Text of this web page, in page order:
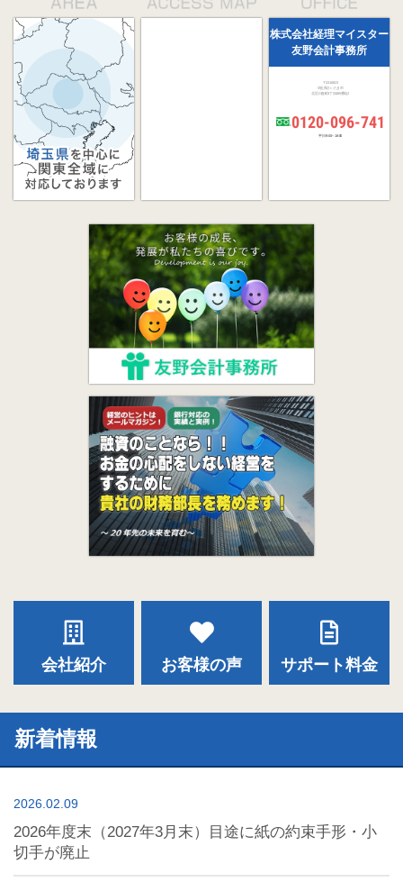
株式会社経理マイスター
友野会計事務所
〒331-0823
埼玉県さいたま市
北区日進町3丁目485番地2
0120-096-741
平日 9:00～18:00
会社紹介 お客様の声 サポート料金
新着情報
2026.02.09
2026年度末（2027年3月末）目途に紙の約束手形・小
切手が廃止